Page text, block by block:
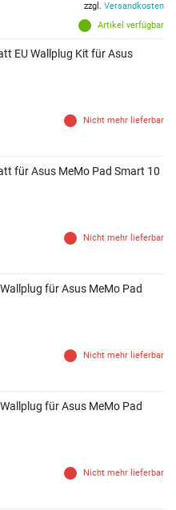
Artikel verfügbar
zzgl. Versandkosten
EU Wallplug Kit für Asus
Nicht mehr lieferbar
für Asus MeMo Pad Smart 10
Nicht mehr lieferbar
für Asus MeMo Pad
Nicht mehr lieferbar
für Asus MeMo Pad
Nicht mehr lieferbar